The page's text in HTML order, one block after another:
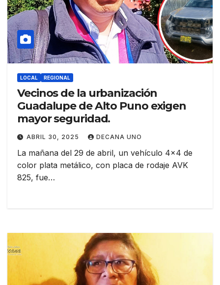
LOCAL REGIONAL
Vecinos de la urbanización
Guadalupe de Alto Puno exigen
mayor seguridad.
ABRIL 30, 2025 DECANA UNO
La mañana del 29 de abril, un vehículo 4×4 de
color plata metálico, con placa de rodaje AVK
825, fue…